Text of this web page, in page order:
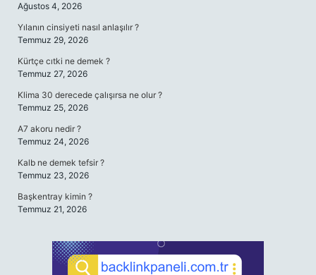
Ağustos 4, 2026
Yılanın cinsiyeti nasıl anlaşılır ?
Temmuz 29, 2026
Kürtçe cıtki ne demek ?
Temmuz 27, 2026
Klima 30 derecede çalışırsa ne olur ?
Temmuz 25, 2026
A7 akoru nedir ?
Temmuz 24, 2026
Kalb ne demek tefsir ?
Temmuz 23, 2026
Başkentray kimin ?
Temmuz 21, 2026